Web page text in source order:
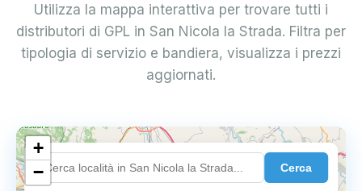
Utilizza la mappa interattiva per trovare tutti i
distributori di GPL in San Nicola la Strada. Filtra per
tipologia di servizio e bandiera, visualizza i prezzi
aggiornati.
Cerca
3
0.699 €
+
−